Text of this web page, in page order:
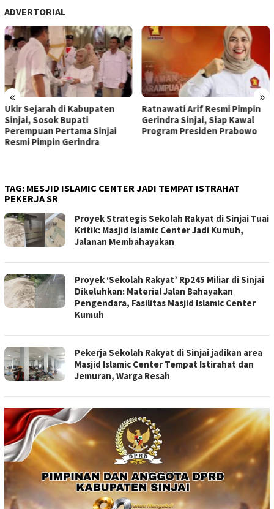
ADVERTORIAL
« »
Ukir Sejarah di Kabupaten
Sinjai, Sosok Bupati
Perempuan Pertama Sinjai
Resmi Pimpin Gerindra
Ratnawati Arif Resmi Pimpin
Gerindra Sinjai, Siap Kawal
Program Presiden Prabowo
TAG: MESJID ISLAMIC CENTER JADI TEMPAT ISTRAHAT
PEKERJA SR
Proyek Strategis Sekolah Rakyat di Sinjai Tuai
Kritik: Masjid Islamic Center Jadi Kumuh,
Jalanan Membahayakan
Proyek ‘Sekolah Rakyat’ Rp245 Miliar di Sinjai
Dikeluhkan: Material Jalan Bahayakan
Pengendara, Fasilitas Masjid Islamic Center
Kumuh
Pekerja Sekolah Rakyat di Sinjai jadikan area
Masjid Islamic Center Tempat Istirahat dan
Jemuran, Warga Resah